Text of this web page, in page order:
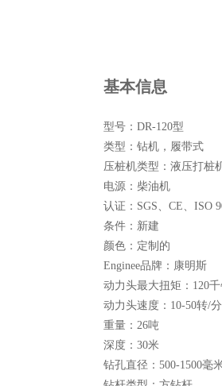
基本信息
型号： DR-120型
类型： 钻机，履带式
压桩机类型： 液压打桩
电源： 柴油机
认证： SGS、CE、ISO
条件： 新建
颜色： 定制的
Enginee品牌： 康明斯
动力头最大扭矩： 120
动力头速度： 10-50转/分
重量： 26吨
深度： 30米
钻孔直径： 500-1500毫